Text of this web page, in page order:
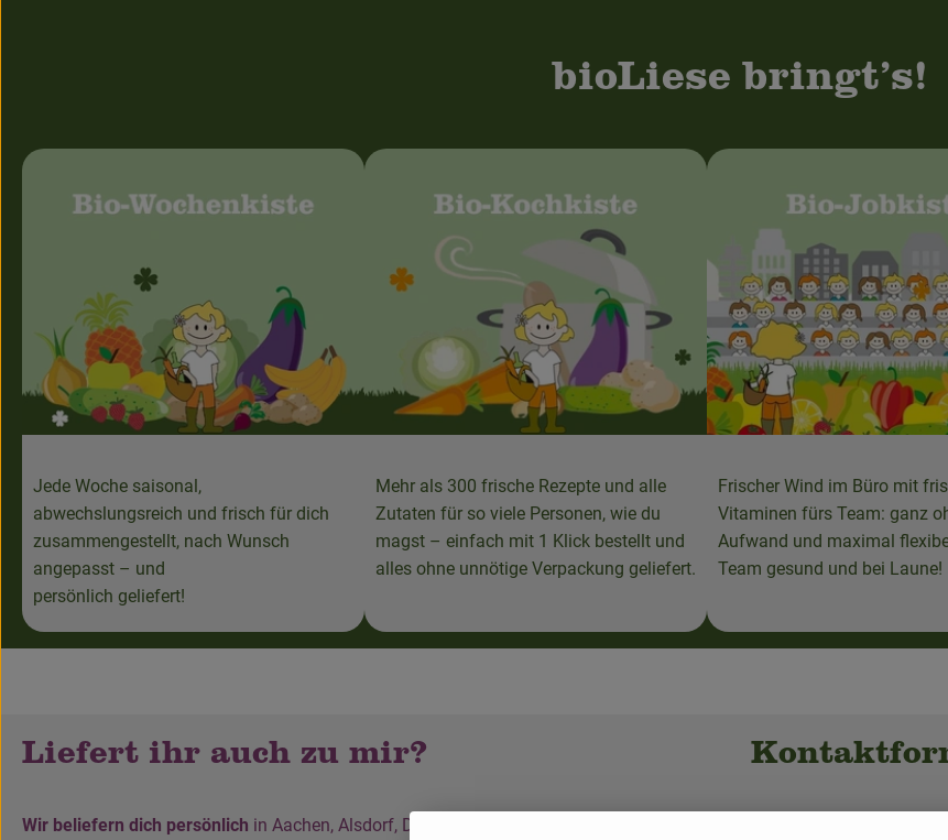
bioLiese bringt’s!
Jede Woche saisonal,
abwechslungsreich und frisch für dich
zusammengestellt, nach Wunsch
angepasst – und
persönlich geliefert!
Mehr als 300 frische Rezepte und alle
Zutaten für so viele Personen, wie du
magst – einfach mit 1 Klick bestellt und
alles ohne unnötige Verpackung geliefert.
Frischer Wind im Büro mit
Vitaminen fürs Team: ganz
Aufwand und maximal
Team gesund und bei Laune!
Liefert ihr auch zu mir?
Wir beliefern dich persönlich in Aachen, Alsdorf, Düren, Eschweiler, in Heimbach, Höfen,